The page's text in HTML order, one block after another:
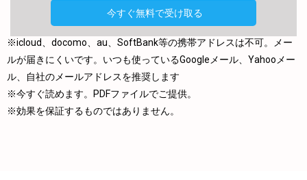
※icloud、docomo、au、SoftBank等の携帯アドレスは不可。メー
ルが届きにくいです。いつも使っているGoogleメール、Yahooメー
ル、自社のメールアドレスを推奨します
※今すぐ読めます。PDFファイルでご提供。
※効果を保証するものではありません。